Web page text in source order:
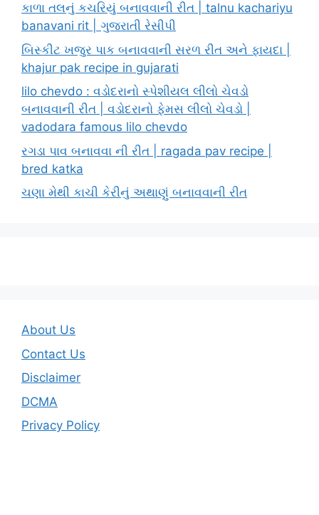
કાળા તલનું કચરિયું બનાવવાની રીત | talnu kachariyu
banavani rit | ગુજરાતી રેસીપી
બિસ્કીટ ખજુર પાક બનાવવાની સરળ રીત અને ફાયદા |
khajur pak recipe in gujarati
lilo chevdo : વડોદરાનો સ્પેશીયલ લીલો ચેવડો
બનાવવાની રીત | વડોદરાનો ફેમસ લીલો ચેવડો |
vadodara famous lilo chevdo
રગડા પાવ બનાવવા ની રીત | ragada pav recipe |
bred katka
ચણા મેથી કાચી કેરીનું અથાણું બનાવવાની રીત
About Us
Contact Us
Disclaimer
DCMA
Privacy Policy